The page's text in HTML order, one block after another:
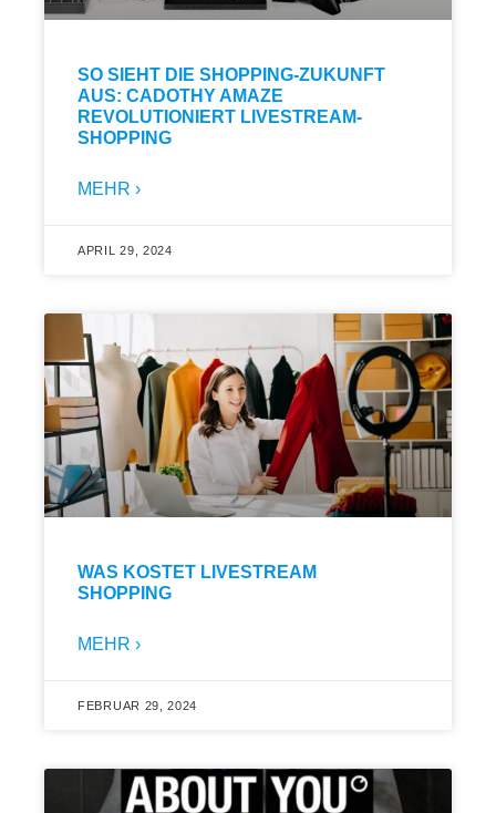
SO SIEHT DIE SHOPPING-ZUKUNFT
AUS: CADOTHY AMAZE
REVOLUTIONIERT LIVESTREAM-
SHOPPING
MEHR ›
APRIL 29, 2024
WAS KOSTET LIVESTREAM
SHOPPING
MEHR ›
FEBRUAR 29, 2024